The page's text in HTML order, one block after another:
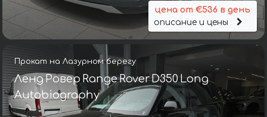
цена от €536 в день
описание и цены
Прокат на Лазурном берегу
Ленд Ровер Range Rover D350 Long
Autobiography